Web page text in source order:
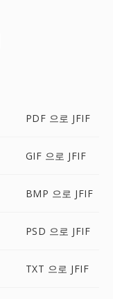
PDF 으로 JFIF
GIF 으로 JFIF
BMP 으로 JFIF
PSD 으로 JFIF
TXT 으로 JFIF